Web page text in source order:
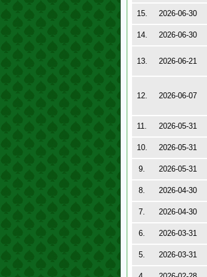
15. 2026-06-30
14. 2026-06-30
13. 2026-06-21
12. 2026-06-07
11. 2026-05-31
10. 2026-05-31
9. 2026-05-31
8. 2026-04-30
7. 2026-04-30
6. 2026-03-31
5. 2026-03-31